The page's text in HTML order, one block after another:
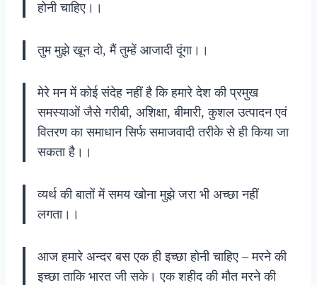
होनी चाहिए।।
तुम मुझे खून दो, मैं तुम्हें आजादी दूंगा।।
मेरे मन में कोई संदेह नहीं है कि हमारे देश की प्रमुख
समस्याओं जैसे गरीबी, अशिक्षा, बीमारी, कुशल उत्पादन एवं
वितरण का समाधान सिर्फ समाजवादी तरीके से ही किया जा
सकता है।।
व्यर्थ की बातों में समय खोना मुझे जरा भी अच्छा नहीं
लगता।‌।
आज हमारे अन्दर बस एक ही इच्छा होनी चाहिए – मरने की
इच्छा ताकि भारत जी सके। एक शहीद की मौत मरने की